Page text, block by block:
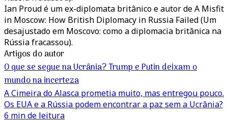
Ian Proud é um ex-diplomata britânico e autor de A Misfit
in Moscow: How British Diplomacy in Russia Failed (Um
desajustado em Moscovo: como a diplomacia britânica na
Rússia fracassou).
Artigos do autor
O que se segue na Ucrânia? Trump e Putin deixam o
mundo na incerteza
A Cimeira do Alasca prometia muito, mas entregou pouco.
Os EUA e a Rússia podem encontrar a paz sem a Ucrânia?
6 min de leitura